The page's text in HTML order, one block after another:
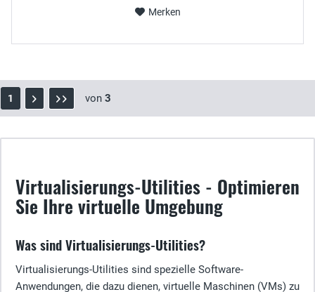
Merken
1 von 3
Virtualisierungs-Utilities - Optimieren
Sie Ihre virtuelle Umgebung
Was sind Virtualisierungs-Utilities?
Virtualisierungs-Utilities sind spezielle Software-
Anwendungen, die dazu dienen, virtuelle Maschinen (VMs) zu